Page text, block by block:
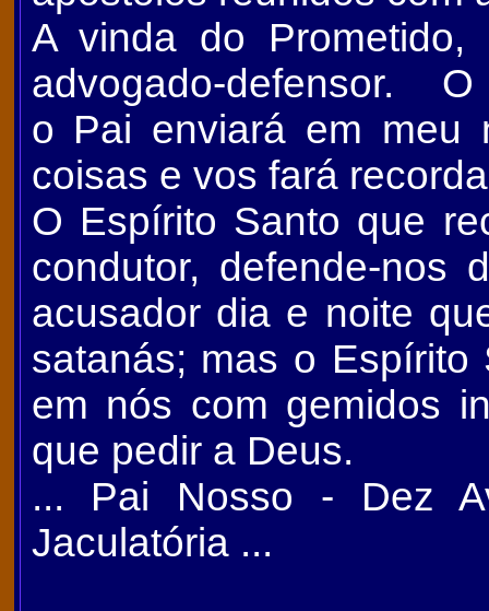
A vinda do
advogado-defensor. O
o Pai enviará em meu
coisas e vos fará
O Espírito Santo que
condutor, defende-nos
acusador dia e noite
satanás; mas o
em nós com gemidos
que pedir a Deus.
... Pai Nosso - Dez
Jaculatória ...